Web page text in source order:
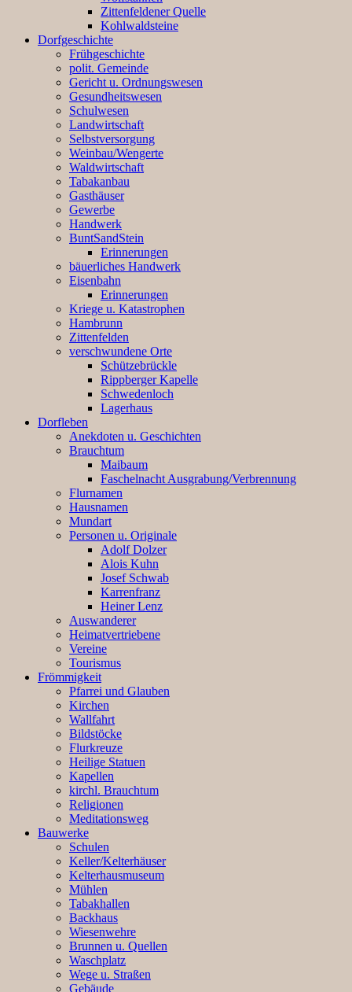
Zittenfeldener Quelle
Kohlwaldsteine
Dorfgeschichte
Frühgeschichte
polit. Gemeinde
Gericht u. Ordnungswesen
Gesundheitswesen
Schulwesen
Landwirtschaft
Selbstversorgung
Weinbau/Wengerte
Waldwirtschaft
Tabakanbau
Gasthäuser
Gewerbe
Handwerk
BuntSandStein
Erinnerungen
bäuerliches Handwerk
Eisenbahn
Erinnerungen
Kriege u. Katastrophen
Hambrunn
Zittenfelden
verschwundene Orte
Schützebrückle
Rippberger Kapelle
Schwedenloch
Lagerhaus
Dorfleben
Anekdoten u. Geschichten
Brauchtum
Maibaum
Faschelnacht Ausgrabung/Verbrennung
Flurnamen
Hausnamen
Mundart
Personen u. Originale
Adolf Dolzer
Alois Kuhn
Josef Schwab
Karrenfranz
Heiner Lenz
Auswanderer
Heimatvertriebene
Vereine
Tourismus
Frömmigkeit
Pfarrei und Glauben
Kirchen
Wallfahrt
Bildstöcke
Flurkreuze
Heilige Statuen
Kapellen
kirchl. Brauchtum
Religionen
Meditationsweg
Bauwerke
Schulen
Keller/Kelterhäuser
Kelterhausmuseum
Mühlen
Tabakhallen
Backhaus
Wiesenwehre
Brunnen u. Quellen
Waschplatz
Wege u. Straßen
Gebäude